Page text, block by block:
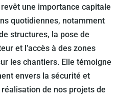
une importance capitale
quotidiennes, notamment
structures, la pose de
et l’accès à des zones
les chantiers. Elle témoigne
envers la sécurité et
réalisation de nos projets de